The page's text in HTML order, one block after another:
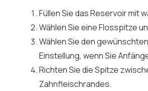
Füllen Sie das Reservoir mit
Wählen Sie eine Flosspitze
Wählen Sie den
Einstellung, wenn Sie
Richten Sie die Spitze
Zahnfleischrandes.